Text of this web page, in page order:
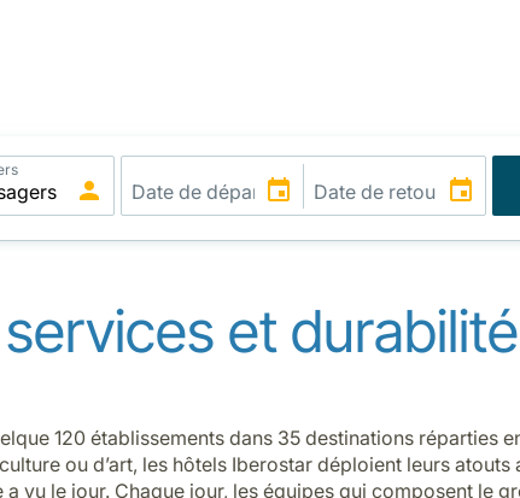
et durabilité
120 établissements dans 35 destinations réparties
ou d’art, les hôtels Iberostar déploient leurs atouts
vu le jour. Chaque jour, les équipes qui composent le